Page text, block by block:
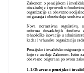
Zakonom o penzijskom i
obezbeđuje i sprovodi u
organizacije za obavezno
osiguranja i obezbeđuju sredstva
Nova normativna regulativa,
reformu dosadašnjih
tehnološke inovacije u
kadar i vrhunsku organizaciju rada.
Penzijsko i invalidsko osiguranje
koje se uređuje Zakonom. Istim
obavezno osigurana po ovom
1.1.Obavezno penzijsko i